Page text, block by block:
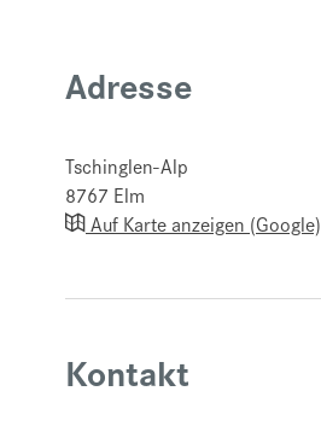
Adresse
Tschinglen-Alp
8767 Elm
Auf Karte anzeigen (Google)
Kontakt